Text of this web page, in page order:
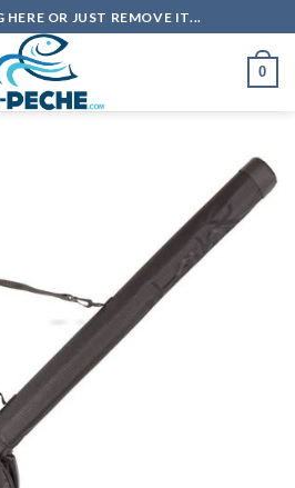
OR JUST REMOVE IT...
0